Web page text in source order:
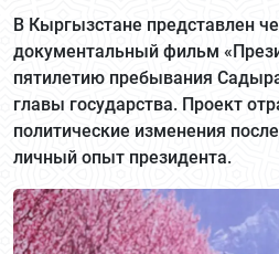
В Кыргызстане представлен
документальный фильм
пятилетию пребывания
главы государства. Проект
политические изменения
личный опыт президента.